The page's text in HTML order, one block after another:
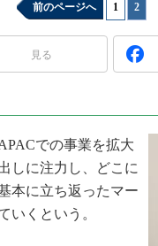
世界を「数字」で回してみよう
踊るバズワード ～Behind the
Buzzword
この10年で起こったこと、次
製品分解で探るアジアの新ト
光伝送技術を知る
“異端児エンジニア”が仕掛け
改革、執念の180日
イノベーションは日本を救う
前のページへ 1 2
見る
での事業を拡大
しに注力し、どこに
本に立ち返ったマー
いくという。